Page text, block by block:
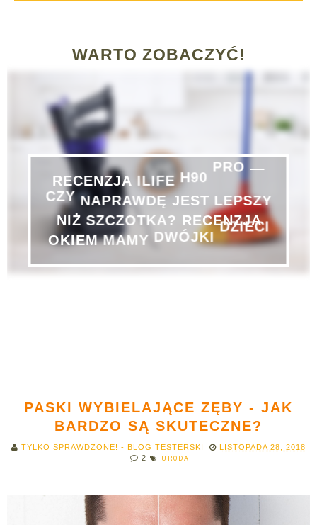
WARTO ZOBACZYĆ!
RECENZJA
ILIFE H90 PRO —
CZY NAPRAWDĘ JEST LEPSZY
NIŻ SZCZOTKA? RECENZJA
OKIEM
MAMY DWÓJKI DZIECI
PASKI WYBIELAJĄCE ZĘBY - JAK
BARDZO SĄ SKUTECZNE?
TYLKO SPRAWDZONE! - BLOG TESTERSKI
LISTOPADA 28, 2018
2
URODA